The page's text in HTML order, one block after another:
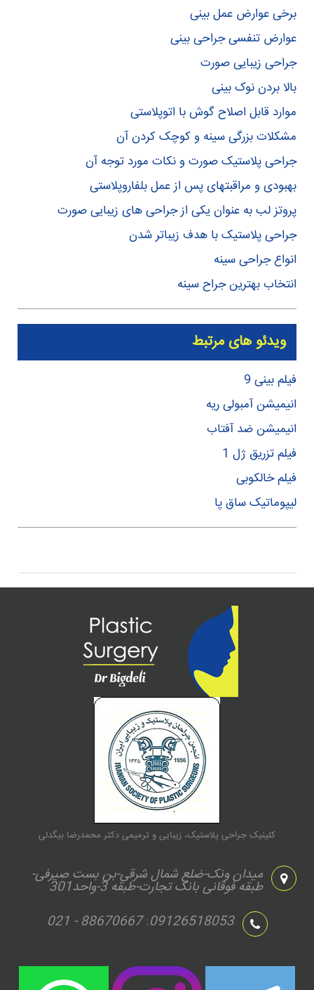
برخی عوارض عمل بینی
عوارض تنفسی جراحی بینی
جراحی زیبایی صورت
بالا بردن نوک بینی
موارد قابل اصلاح گوش با اتوپلاستی
مشکلات بزرگی سینه و کوچک کردن آن
جراحی پلاستیک صورت و نکات مورد توجه آن
بهبودی و مراقبتهای پس از عمل بلفاروپلاستی
پروتز لب به عنوان یکی از جراحی های زیبایی صورت
جراحی پلاستیک با هدف زیباتر شدن
انواع جراحی سینه
انتخاب بهترین جراح سینه
ویدئو های مرتبط
فیلم بینی 9
انیمیشن آمبولی ریه
انیمیشن ضد آفتاب
فیلم تزریق ژل 1
فیلم خالکوبی
لیپوماتیک ساق پا
کلینیک جراحی پلاستیک، زیبایی و ترمیمی دکتر محمدرضا بیگدلی
میدان ونک-ضلع شمال شرقی-بن بست صیرفی-
طبقه فوقانی بانک تجارت-طبقه 3-واحد301
09126518053
;
021 - 88670667